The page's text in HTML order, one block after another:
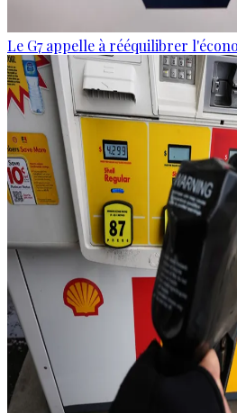
Le G7 appelle à rééquilibrer